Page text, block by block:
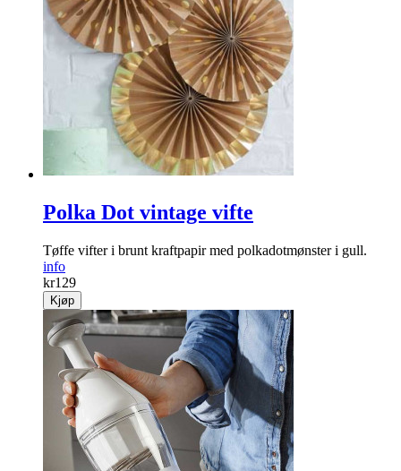
Polka Dot vintage vifte
Tøffe vifter i brunt kraftpapir med polkadotmønster i gull.
info
kr129
Kjøp